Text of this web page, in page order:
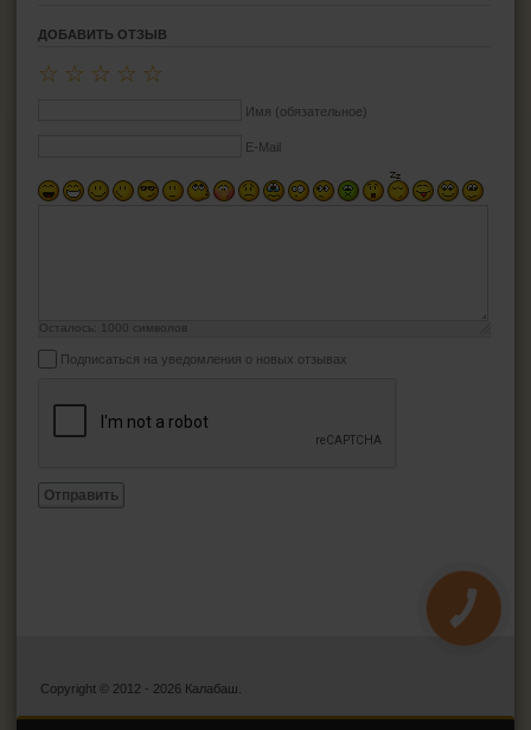
ДОБАВИТЬ ОТЗЫВ
☆
☆
☆
☆
☆
Имя (обязательное)
E-Mail
Осталось: 1000 символов
Подписаться на уведомления о новых отзывах
Отправить
Copyright © 2012 - 2026 Калабаш.
КНОПКА
ЗВ'ЯЗКУ